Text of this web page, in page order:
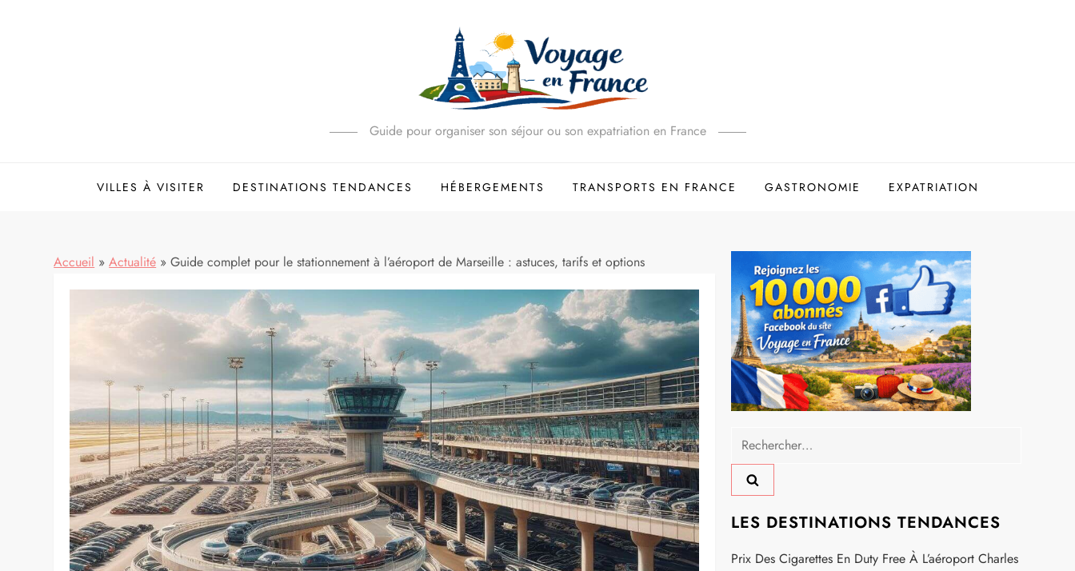
Guide pour organiser son séjour ou son expatriation en France
VILLES À VISITER DESTINATIONS TENDANCES HÉBERGEMENTS TRANSPORTS EN FRANCE GASTRONOMIE EXPATRIATION
Accueil » Actualité » Guide complet pour le stationnement à l’aéroport de Marseille : astuces, tarifs et options
Rechercher :
LES DESTINATIONS TENDANCES
Prix Des Cigarettes En Duty Free À L’aéroport Charles